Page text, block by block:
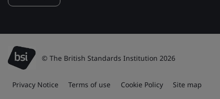
© The British Standards Institution 2026
Privacy Notice Terms of use Cookie Policy Site map